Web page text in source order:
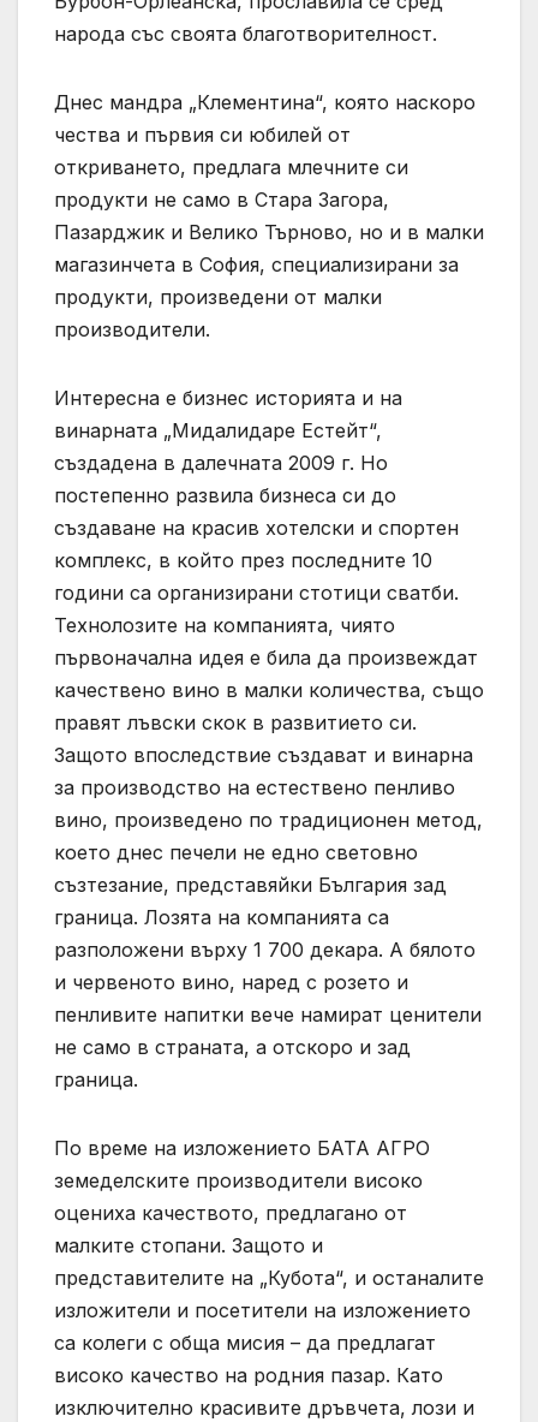
народа със своята благотворителност.
Днес мандра „Клементина“, която наскоро
чества и първия си юбилей от
откриването, предлага млечните си
продукти не само в Стара Загора,
Пазарджик и Велико Търново, но и в малки
магазинчета в София, специализирани за
продукти, произведени от малки
производители.
Интересна е бизнес историята и на
винарната „Мидалидаре Естейт“,
създадена в далечната 2009 г. Но
постепенно развила бизнеса си до
създаване на красив хотелски и спортен
комплекс, в който през последните 10
години са организирани стотици сватби.
Технолозите на компанията, чиято
първоначална идея е била да произвеждат
качествено вино в малки количества, също
правят лъвски скок в развитието си.
Защото впоследствие създават и винарна
за производство на естествено пенливо
вино, произведено по традиционен метод,
което днес печели не едно световно
съзтезание, представяйки България зад
граница. Лозята на компанията са
разположени върху 1 700 декара. А бялото
и червеното вино, наред с розето и
пенливите напитки вече намират ценители
не само в страната, а отскоро и зад
граница.
По време на изложението БАТА АГРО
земеделските производители високо
оцениха качеството, предлагано от
малките стопани. Защото и
представителите на „Кубота“, и останалите
изложители и посетители на изложението
са колеги с обща мисия – да предлагат
високо качество на родния пазар. Като
изключително красивите дръвчета, лози и